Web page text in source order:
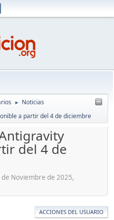
► Noticias
a partir del 4 de diciembre
del 4 de
Noviembre de 2025,
ACCIONES DEL USUARIO